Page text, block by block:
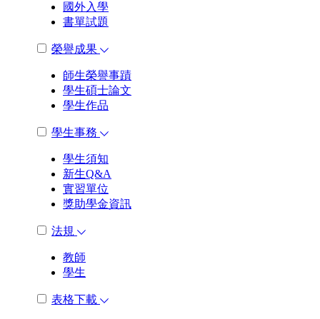
國外入學
書單試題
榮譽成果
師生榮譽事蹟
學生碩士論文
學生作品
學生事務
學生須知
新生Q&A
實習單位
獎助學金資訊
法規
教師
學生
表格下載